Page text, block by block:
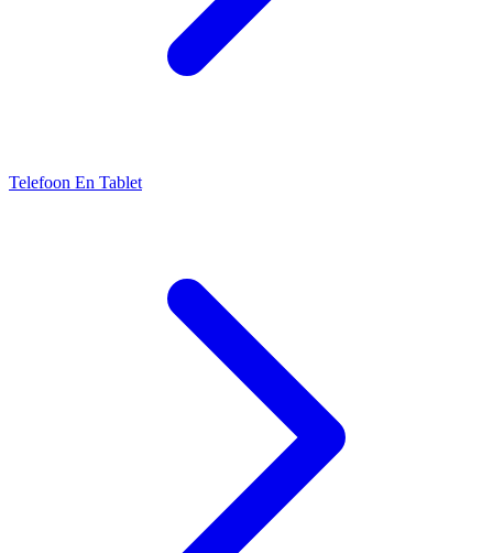
Telefoon En Tablet